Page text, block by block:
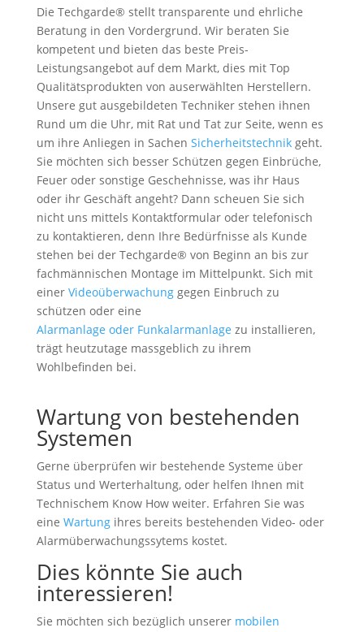
Die Techgarde® stellt transparente und ehrliche
Beratung in den Vordergrund. Wir beraten Sie
kompetent und bieten das beste Preis-
Leistungsangebot auf dem Markt, dies mit Top
Qualitätsprodukten von auserwählten Herstellern.
Unsere gut ausgebildeten Techniker stehen ihnen
Rund um die Uhr, mit Rat und Tat zur Seite, wenn es
um ihre Anliegen in Sachen Sicherheitstechnik geht.
Sie möchten sich besser Schützen gegen Einbrüche,
Feuer oder sonstige Geschehnisse, was ihr Haus
oder ihr Geschäft angeht? Dann scheuen Sie sich
nicht uns mittels Kontaktformular oder telefonisch
zu kontaktieren, denn Ihre Bedürfnisse als Kunde
stehen bei der Techgarde® von Beginn an bis zur
fachmännischen Montage im Mittelpunkt. Sich mit
einer Videoüberwachunggegen Einbruch zu
schützen oder eine
Alarmanlage oder Funkalarmanlage zu installieren,
trägt heutzutage massgeblich zu ihrem
Wohlbefinden bei.
Wartung von bestehenden
Systemen
Gerne überprüfen wir bestehende Systeme über
Status und Werterhaltung, oder helfen Ihnen mit
Technischem Know How weiter. Erfahren Sie was
eine Wartungihres bereits bestehenden Video- oder
Alarmüberwachungssytems kostet.
Dies könnte Sie auch
interessieren!
Sie möchten sich bezüglich unserer mobilen